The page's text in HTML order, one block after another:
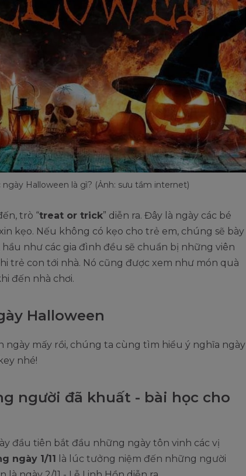
Halloween là gì? (Ảnh: sưu tầm internet)
trò “treat or trick” diễn ra. Đây là ngày các bé
kẹo. Nếu không có kẹo cho trẻ em, chúng sẽ bày
như các gia đình đều sẽ chuẩn bị những viên
trẻ con tới nhà. Nó cũng được xem như món quà
đến nhà chơi.
Halloween
ngày mấy rồi, chúng ta cùng tìm hiểu ý nghĩa ngày
nhé!
người đã khuất - bài học cho
đầu tiên bắt đầu những ngày tôn vinh các vị
ngày 1/11
là lúc tưởng niệm đến những người